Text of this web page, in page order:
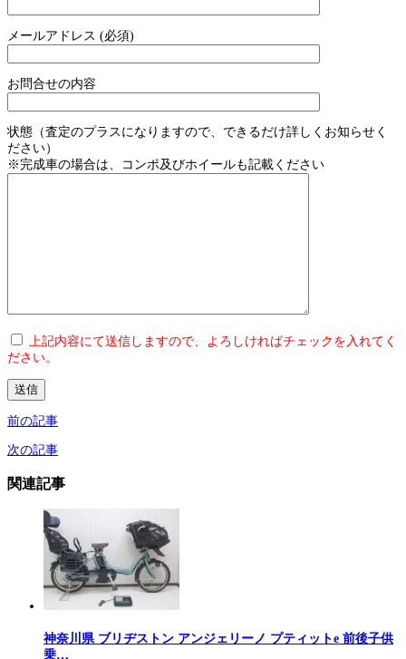
メールアドレス (必須)
お問合せの内容
状態（査定のプラスになりますので、できるだけ詳しくお知らせく
ださい）
※完成車の場合は、コンポ及びホイールも記載ください
上記内容にて送信しますので、よろしければチェックを入れてく
ださい。
前の記事
次の記事
関連記事
神奈川県 ブリヂストン アンジェリーノ プティットe 前後子供
乗…